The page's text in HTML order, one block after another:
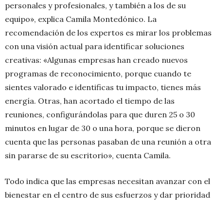
personales y profesionales, y también a los de su
equipo», explica Camila Montedónico. La
recomendación de los expertos es mirar los problemas
con una visión actual para identificar soluciones
creativas: «Algunas empresas han creado nuevos
programas de reconocimiento, porque cuando te
sientes valorado e identificas tu impacto, tienes más
energía. Otras, han acortado el tiempo de las
reuniones, configurándolas para que duren 25 o 30
minutos en lugar de 30 o una hora, porque se dieron
cuenta que las personas pasaban de una reunión a otra
sin pararse de su escritorio», cuenta Camila.
Todo indica que las empresas necesitan avanzar con el
bienestar en el centro de sus esfuerzos y dar prioridad